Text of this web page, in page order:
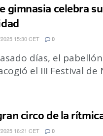
gimnasia celebra
15:30 CET 0
días, el pabellón
el III Festival de
circo de la
16:21 CET 0